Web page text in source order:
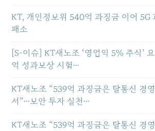
KT, 개인정보위 540억 과징금 이어 5G
패소
[S-이슈] KT새노조 ‘영업익 5% 주식’
억 성과보상 시험…
KT새노조 “539억 과징금은 탈통신 경
서”…보안 투자 실천…
KT새노조 “539억 과징금은 탈통신 경